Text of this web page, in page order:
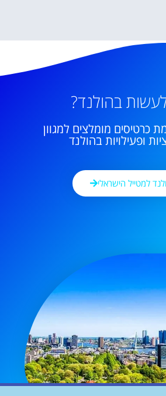
בהולנד?
כרטיסים מומלצים למגוון
ופעילויות בהולנד
למטייל הישראלי